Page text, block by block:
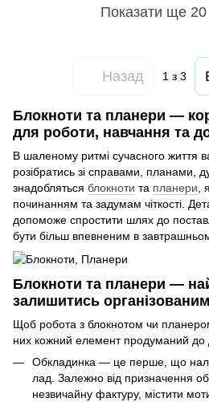
Показати ще 20
Назад 1 з 3
Блокноти та планери —
для роботи, навчання та
В шаленому ритмі сучасного життя
розібратись зі справами, планами,
знадобляться блокноти та планери,
починанням та задумам чіткості.
допоможе спростити шлях до
бути більш впевненим в
Блокноти та планери —
залишитись організованим
Щоб робота з блокнотом чи
них кожний елемент продуманий до
Обкладинка — це перше, що
лад. Залежно від призначення
незвичайну фактуру, містити